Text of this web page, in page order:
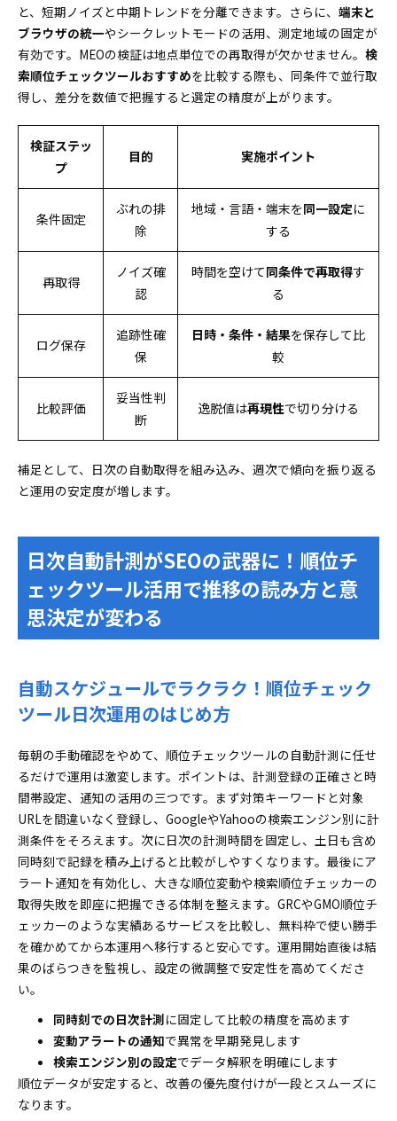
と、短期ノイズと中期トレンドを分離できます。さらに、 端末と
ブラウザの統一やシークレットモードの活用、測定地域の固定が
有効です。MEOの検証は地点単位での再取得が欠かせません。 検
索順位チェックツールおすすめを比較する際も、同条件で並行取
得し、差分を数値で把握すると選定の精度が上がります。
検証ステッ
プ
目的 実施ポイント
条件固定
ぶれの排
除
地域・言語・端末を同一設定に
する
再取得
ノイズ確
認
時間を空けて同条件で再取得す
る
ログ保存
追跡性確
保
日時・条件・結果を保存して比
較
比較評価
妥当性判
断
逸脱値は再現性で切り分ける
補足として、日次の自動取得を組み込み、週次で傾向を振り返る
と運用の安定度が増します。
日次自動計測がSEOの武器に！順位チ
ェックツール活用で推移の読み方と意
思決定が変わる
自動スケジュールでラクラク！順位チェック
ツール日次運用のはじめ方
毎朝の手動確認をやめて、順位チェックツールの自動計測に任せ
るだけで運用は激変します。ポイントは、計測登録の正確さと時
間帯設定、通知の活用の三つです。まず対策キーワードと対象
URLを間違いなく登録し、GoogleやYahooの検索エンジン別に計
測条件をそろえます。次に日次の計測時間を固定し、土日も含め
同時刻で記録を積み上げると比較がしやすくなります。最後にア
ラート通知を有効化し、大きな順位変動や検索順位チェッカーの
取得失敗を即座に把握できる体制を整えます。GRCやGMO順位チ
ェッカーのような実績あるサービスを比較し、無料枠で使い勝手
を確かめてから本運用へ移行すると安心です。運用開始直後は結
果のばらつきを監視し、設定の微調整で安定性を高めてくださ
い。
同時刻での日次計測に固定して比較の精度を高めます
変動アラートの通知で異常を早期発見します
検索エンジン別の設定でデータ解釈を明確にします
順位データが安定すると、改善の優先度付けが一段とスムーズに
なります。